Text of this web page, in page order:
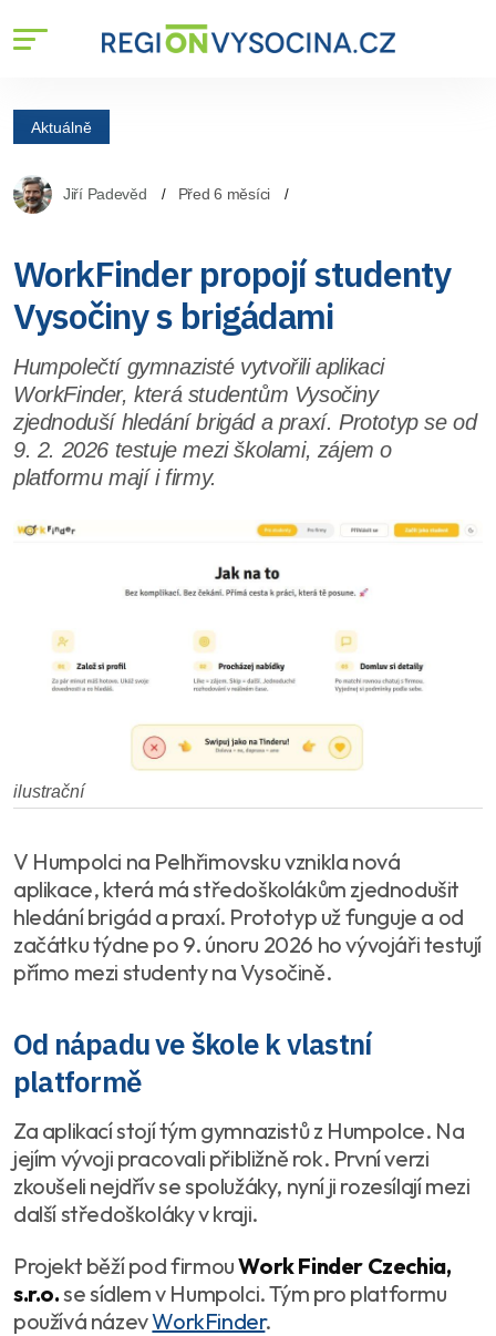
Aktuálně
Jiří Padevěd Před 6 měsíci
WorkFinder propojí studenty
Vysočiny s brigádami
Humpolečtí gymnazisté vytvořili aplikaci
WorkFinder, která studentům Vysočiny
zjednoduší hledání brigád a praxí. Prototyp se od
9. 2. 2026 testuje mezi školami, zájem o
platformu mají i firmy.
ilustrační
V Humpolci na Pelhřimovsku vznikla nová
aplikace, která má středoškolákům zjednodušit
hledání brigád a praxí. Prototyp už funguje a od
začátku týdne po 9. únoru 2026 ho vývojáři testují
přímo mezi studenty na Vysočině.
Od nápadu ve škole k vlastní
platformě
Za aplikací stojí tým gymnazistů z Humpolce. Na
jejím vývoji pracovali přibližně rok. První verzi
zkoušeli nejdřív se spolužáky, nyní ji rozesílají mezi
další středoškoláky v kraji.
Projekt běží pod firmouWork Finder Czechia,
s.r.o.se sídlem v Humpolci. Tým pro platformu
používá názevWorkFinder.